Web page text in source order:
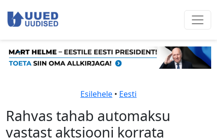
Esilehele • Eesti
Rahvas tahab automaksu
vastast aktsiooni korrata